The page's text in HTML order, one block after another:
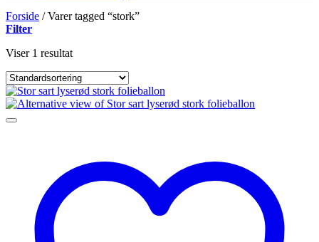
Forside /Varer tagged “stork”
Filter
Viser 1 resultat